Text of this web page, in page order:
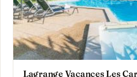
Lagrange Vacances Les